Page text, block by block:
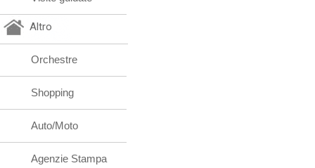
Altro
Orchestre
Shopping
Auto/Moto
Agenzie Stampa